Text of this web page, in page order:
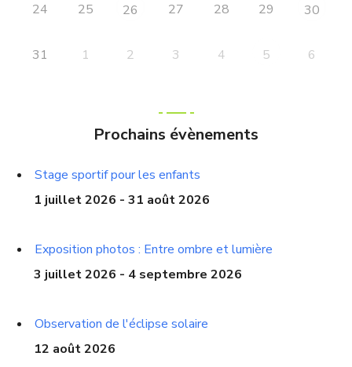
24 25 26 27 28 29 30
31 1 2 3 4 5 6
Prochains évènements
Stage sportif pour les enfants
1 juillet 2026 - 31 août 2026
Exposition photos : Entre ombre et lumière
3 juillet 2026 - 4 septembre 2026
Observation de l'éclipse solaire
12 août 2026